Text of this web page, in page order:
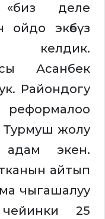
деле
экөөбүз
келдик.
Асанбек
Райондогу
реформалоо
Турмуш жолу
экен.
айтып
чыгашалуу
25